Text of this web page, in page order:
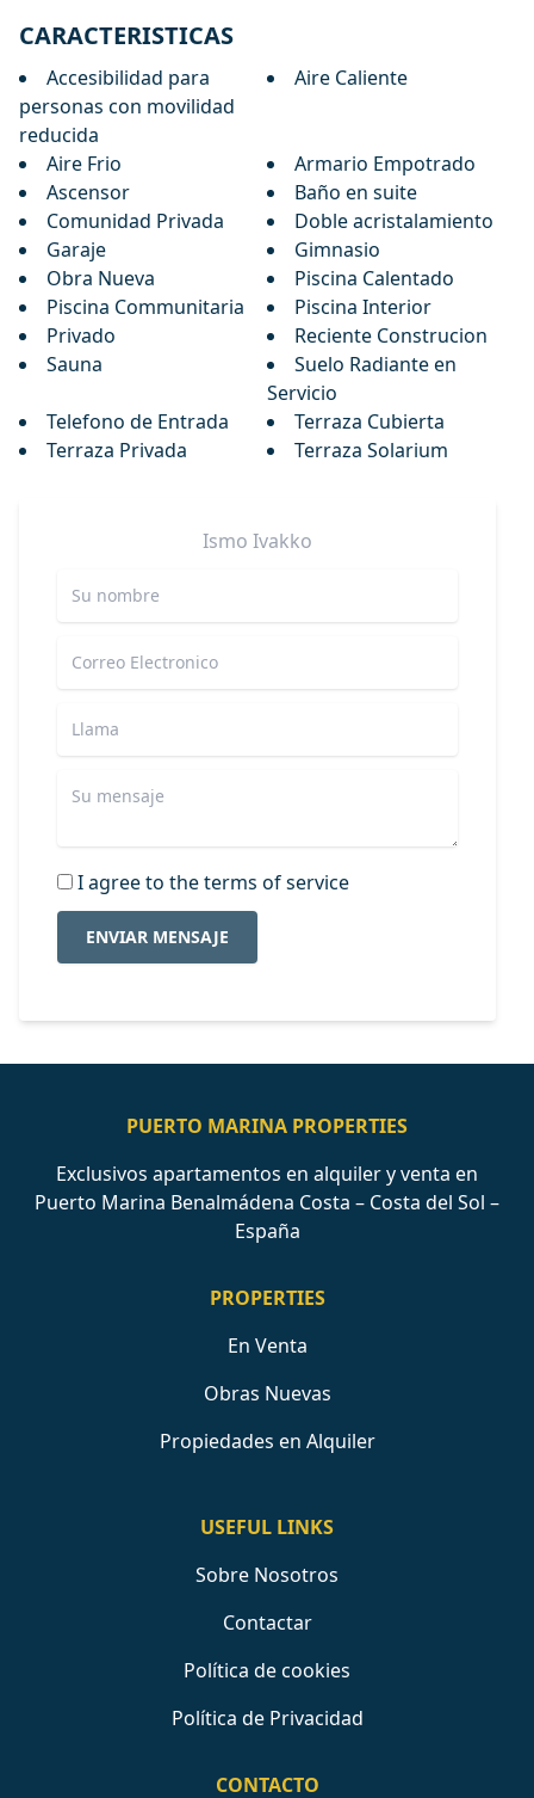
CARACTERISTICAS
Accesibilidad para
personas con movilidad
reducida
Aire Caliente
Aire Frio
Armario Empotrado
Ascensor
Baño en suite
Comunidad Privada
Doble acristalamiento
Garaje
Gimnasio
Obra Nueva
Piscina Calentado
Piscina Communitaria
Piscina Interior
Privado
Reciente Construcion
Sauna
Suelo Radiante en
Servicio
Telefono de Entrada
Terraza Cubierta
Terraza Privada
Terraza Solarium
Ismo Ivakko
I agree to the terms of service
ENVIAR MENSAJE
PUERTO MARINA PROPERTIES
Exclusivos apartamentos en alquiler y venta en
Puerto Marina Benalmádena Costa – Costa del Sol –
España
PROPERTIES
En Venta
Obras Nuevas
Propiedades en Alquiler
USEFUL LINKS
Sobre Nosotros
Contactar
Política de cookies
Política de Privacidad
CONTACTO